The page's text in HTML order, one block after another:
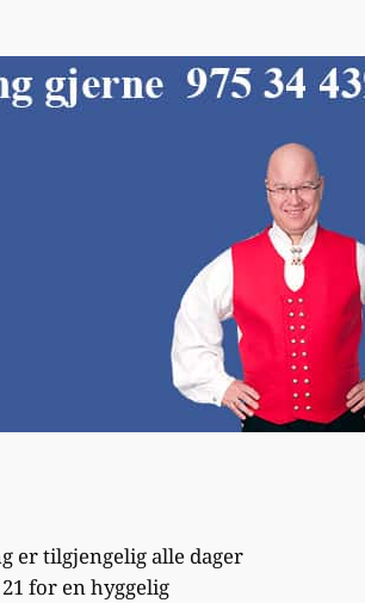
er tilgjengelig alle dager
for en hyggelig